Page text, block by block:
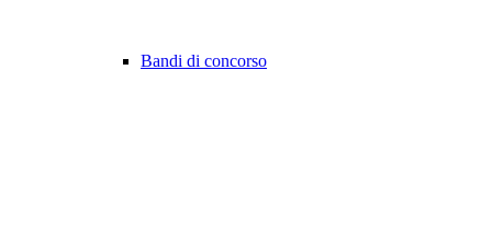
Bandi di concorso